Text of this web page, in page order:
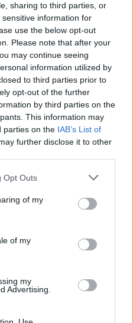
sharing to third parties, or
information for
use the below opt-out
Please note that after your
may continue seeing
information utilized by
to third parties prior to
opt-out of the further
by third parties on the
This information may
parties on the IAB’s List of
further disclose it to other
Opt Outs
of my
of my
my
Advertising.
посветеност –
кривичен
Југославија во 1993
мировни
за воени
елементи на домашна
драма што – без оглед
– ги промени
на процесот во
од западните сили.
во 2020 година беше
тој беше на пат
да се сретне со
Доналд Трамп за
Објавувањето
главен обвинител
комори на Косово, а
против Трамп,
меѓу сојузниците на